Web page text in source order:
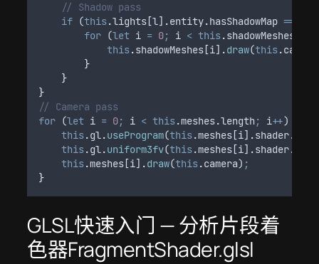
// Shadow pass
if (this.lights [l] .entity.hasShadowMap ==
for (let i = 0; i < this.shadowMeshes
this.shadowMeshes [i] .draw(this.camera
}
}
}
// Camera pass
for (let i = 0; i < this.meshes.length; i++)
this.gl.useProgram(this.meshes [i] .shader.
this.gl.uniform3fv(this.meshes [i] .shader.
this.meshes [i] .draw(this.camera) ;
}
GLSL快速入门 — 分析片段着
色器FragmentShader.glsl